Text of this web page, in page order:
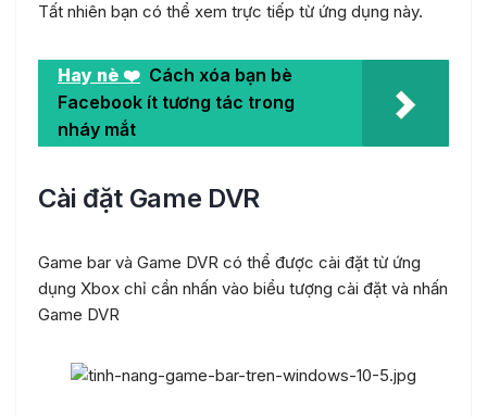
Tất nhiên bạn có thể xem trực tiếp từ ứng dụng này.
Hay nè ❤️ Cách xóa bạn bè
Facebook ít tương tác trong
nháy mắt
Cài đặt Game DVR
Game bar và Game DVR có thể được cài đặt từ ứng
dụng Xbox chỉ cần nhấn vào biểu tượng cài đặt và nhấn
Game DVR